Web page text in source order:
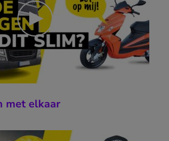
met elkaar